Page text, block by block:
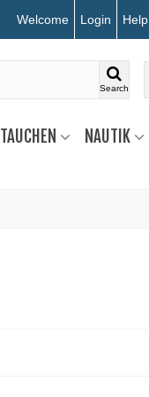
Welcome Login Help
Search
TAUCHEN
NAUTIK